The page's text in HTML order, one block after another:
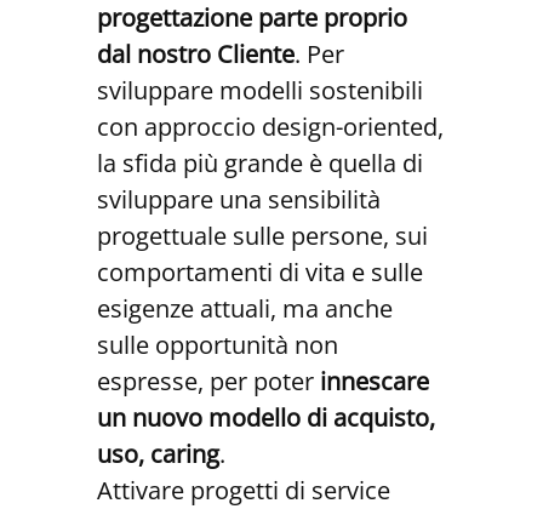
progettazione parte proprio
dal nostro Cliente. Per
sviluppare modelli sostenibili
con approccio design-oriented,
la sfida più grande è quella di
sviluppare una sensibilità
progettuale sulle persone, sui
comportamenti di vita e sulle
esigenze attuali, ma anche
sulle opportunità non
espresse, per poter innescare
un nuovo modello di acquisto,
uso, caring.
Attivare progetti di service